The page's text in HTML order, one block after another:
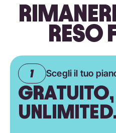
RESO
Scegli il tuo